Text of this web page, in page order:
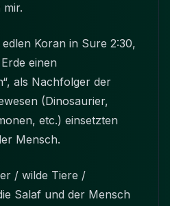
Koran in Sure 2:30,
einen
als Nachfolger der
(Dinosaurier,
etc.) einsetzten
Mensch.
/ wilde Tiere /
Salaf und der Mensch